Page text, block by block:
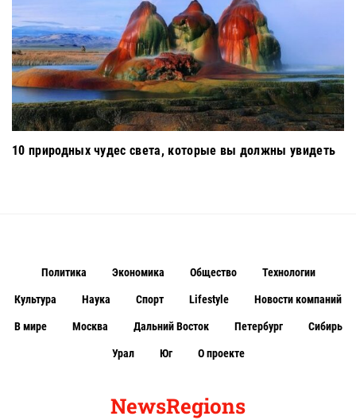
10 природных чудес света, которые вы должны увидеть
NewsRegions
Политика Экономика Общество Технологии
Культура Наука Спорт Lifestyle Новости компаний
В мире Москва Дальний Восток Петербург Сибирь
Урал Юг О проекте